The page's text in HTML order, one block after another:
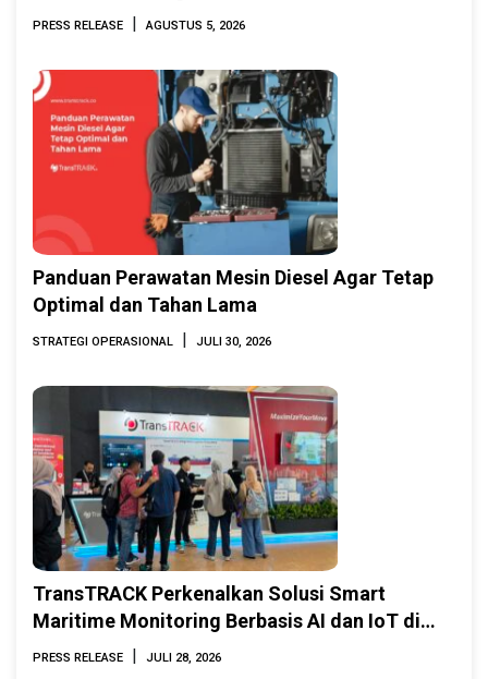
Indonesia Marine & Offshore Expo (IMOX)
PRESS RELEASE | AGUSTUS 5, 2026
Panduan Perawatan Mesin Diesel Agar Tetap
Optimal dan Tahan Lama
STRATEGI OPERASIONAL | JULI 30, 2026
TransTRACK Perkenalkan Solusi Smart
Maritime Monitoring Berbasis AI dan IoT di
INAMARINE 2026
PRESS RELEASE | JULI 28, 2026